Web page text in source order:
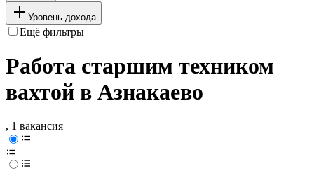
Уровень дохода
Ещё фильтры
Работа старшим техником
вахтой в Азнакаево
, 1 вакансия